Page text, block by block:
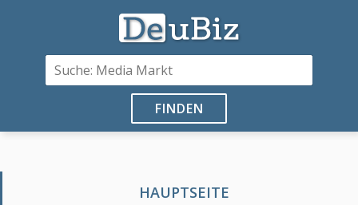
FINDEN
HAUPTSEITE